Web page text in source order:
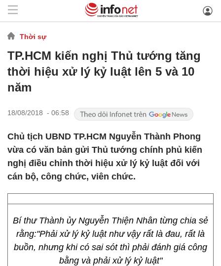
Thời sự
TP.HCM kiến nghị Thủ tướng tăng
thời hiệu xử lý kỷ luật lên 5 và 10
năm
18/08/2018 - 06:58
Chủ tịch UBND TP.HCM Nguyễn Thành Phong
vừa có văn bản gửi Thủ tướng chính phủ kiến
nghị điều chỉnh thời hiệu xử lý kỷ luật đối với
cán bộ, công chức, viên chức.
Bí thư Thành ủy Nguyễn Thiện Nhân từng chia sẻ
rằng:"Phải xử lý kỷ luật như vậy rất là đau, rất là
buồn, nhưng khi có sai sót thì phải đánh giá công
bằng và phải xử lý kỷ luật"